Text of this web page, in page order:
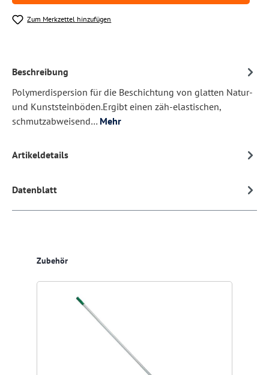
Zum Merkzettel hinzufügen
Beschreibung
Polymerdispersion für die Beschichtung von glatten Natur-
und Kunststeinböden.Ergibt einen zäh-elastischen,
schmutzabweisend… Mehr
Artikeldetails
Datenblatt
Produktgalerie überspringen
Zubehör